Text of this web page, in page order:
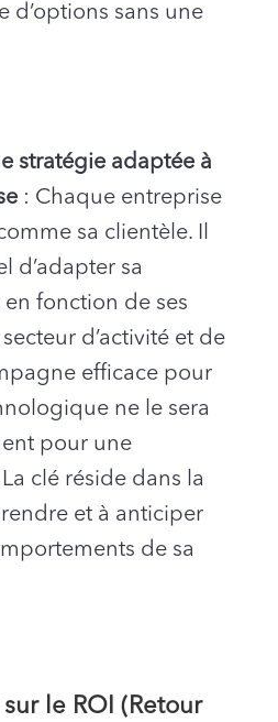
d’options sans une
stratégie adaptée à
: Chaque entreprise
sa clientèle. Il
d’adapter sa
en fonction de ses
d’activité et de
efficace pour
ne le sera
pour une
clé réside dans la
et à anticiper
de sa
sur le ROI (Retour